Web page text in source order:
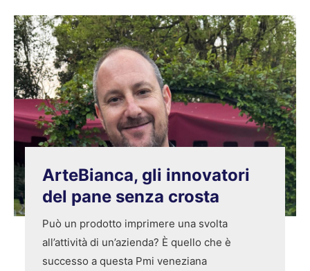
ArteBianca, gli innovatori
del pane senza crosta
Può un prodotto imprimere una svolta
all’attività di un’azienda? È quello che è
successo a questa Pmi veneziana